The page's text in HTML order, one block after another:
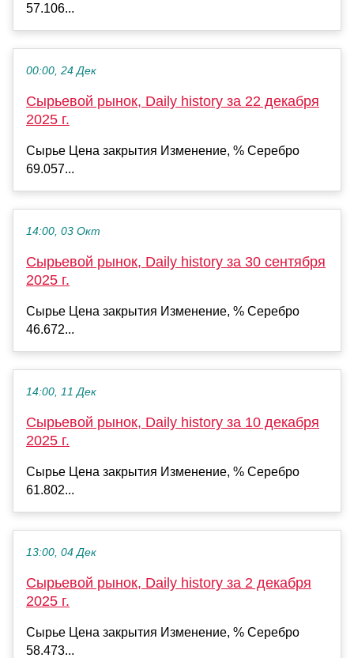
57.106...
00:00, 24 Дек
Сырьевой рынок, Daily history за 22 декабря
2025 г.
Сырье Цена закрытия Изменение, % Серебро
69.057...
14:00, 03 Окт
Сырьевой рынок, Daily history за 30 сентября
2025 г.
Сырье Цена закрытия Изменение, % Серебро
46.672...
14:00, 11 Дек
Сырьевой рынок, Daily history за 10 декабря
2025 г.
Сырье Цена закрытия Изменение, % Серебро
61.802...
13:00, 04 Дек
Сырьевой рынок, Daily history за 2 декабря
2025 г.
Сырье Цена закрытия Изменение, % Серебро
58.473...